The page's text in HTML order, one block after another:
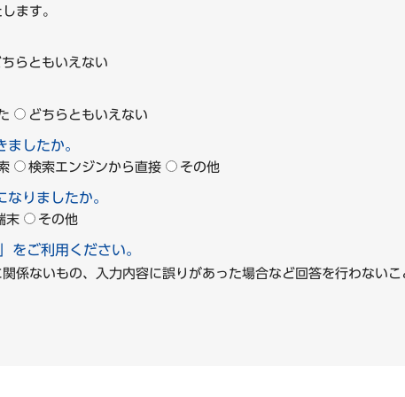
ます。
ちらともいえない
どちらともいえない
したか。
検索エンジンから直接 その他
りましたか。
末 その他
」をご利用ください。
関係ないもの、入力内容に誤りがあった場合など回答を行わな